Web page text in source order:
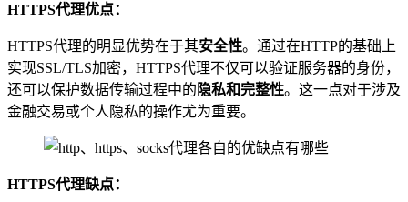
HTTPS代理优点：
HTTPS代理的明显优势在于其安全性。通过在HTTP的基础上
实现SSL/TLS加密，HTTPS代理不仅可以验证服务器的身份，
还可以保护数据传输过程中的 隐私和完整性。这一点对于涉及
金融交易或个人隐私的操作尤为重要。
HTTPS代理缺点：